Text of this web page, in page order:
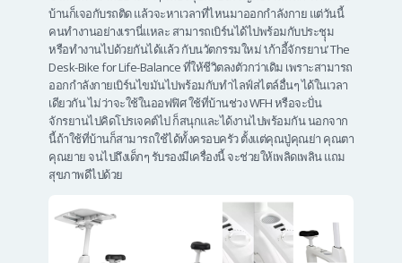
บ้านก็เจอกับรถติด แล้วจะหาเวลาที่ไหนมาออกกำลังกาย แต่วันนี้
คนทำงานอย่างเรานี่แหละ สามารถเบิร์นได้ไปพร้อมกับประชุุม
หรือทำงานไปด้วยกันได้แล้ว กับนวัตกรรมใหม่ ‘เก้าอี้จักรยาน’ The
Desk-Bike for Life-Balance ที่ให้ชีวิตลงตัวกว่าเดิม เพราะสามารถ
ออกกำลังกายเบิร์นไขมันไปพร้อมกับทำไลฟ์สไตล์อื่นๆ ได้ในเวลา
เดียวกัน ไม่ว่าจะใช้ในออฟฟิศ ใช้ที่บ้านช่วง WFH หรือจะปั่น
จักรยานไปคิดโปรเจคต์ไป ก็สนุกและได้งานไปพร้อมกัน นอกจาก
นี้ถ้าใช้ที่บ้านก็สามารถใช้ได้ทั้งครอบครัว ตั้งแต่คุณปู่คุณย่า คุณตา
คุณยาย จนไปถึงเด็กๆ รับรองมีเครื่องนี้ จะช่วยให้เพลิดเพลิน แถม
สุขภาพดีไปด้วย